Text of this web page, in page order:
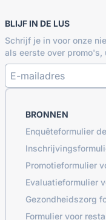
BLIJF IN DE LUS
Schrijf je in voor onze
als eerste over promo's,
BRONNEN
Enquêteformulier
Promotieformulier
Evaluatieformulier
Gezondheidszorg
Formulier voor